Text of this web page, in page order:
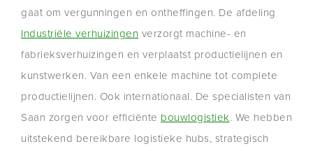
gaat om vergunningen en ontheffingen. De afdeling
Industriële verhuizingen verzorgt machine- en
fabrieksverhuizingen en verplaatst productielijnen en
kunstwerken. Van een enkele machine tot complete
productielijnen. Ook internationaal. De specialisten van
Saan zorgen voor efficiënte bouwlogistiek. We hebben
uitstekend bereikbare logistieke hubs, strategisch